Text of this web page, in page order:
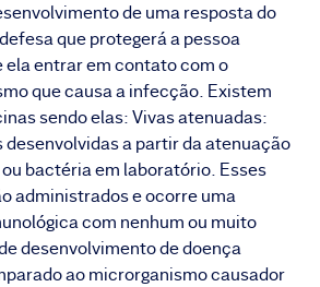
de uma resposta do
que protegerá a pessoa
ela entrar em contato com o
que causa a infecção. Existem
sendo elas: Vivas atenuadas:
desenvolvidas a partir da atenuação
bactéria em laboratório. Esses
administrados e ocorre uma
com nenhum ou muito
desenvolvimento de doença
ao microrganismo causador